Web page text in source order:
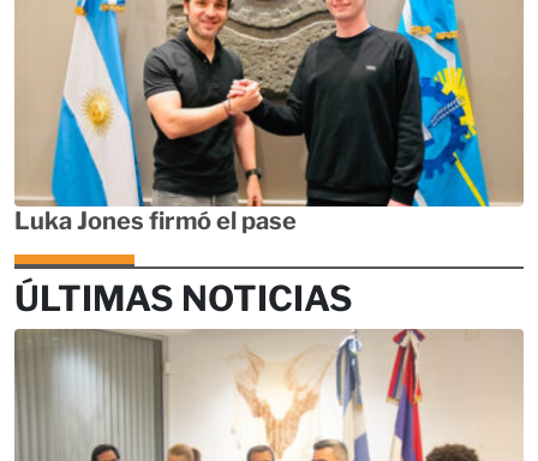
Luka Jones firmó el pase
ÚLTIMAS NOTICIAS